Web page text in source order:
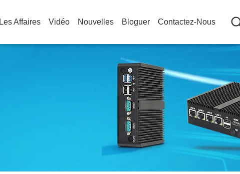
Les Affaires Vidéo Nouvelles Bloguer Contactez-Nous